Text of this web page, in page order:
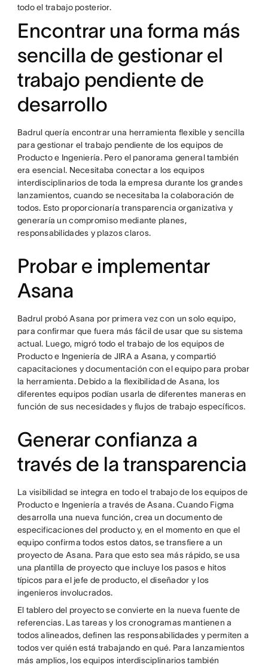
todo el trabajo posterior.
Encontrar una forma más
sencilla de gestionar el
trabajo pendiente de
desarrollo
Badrul quería encontrar una herramienta flexible y sencilla
para gestionar el trabajo pendiente de los equipos de
Producto e Ingeniería. Pero el panorama general también
era esencial. Necesitaba conectar a los equipos
interdisciplinarios de toda la empresa durante los grandes
lanzamientos, cuando se necesitaba la colaboración de
todos. Esto proporcionaría transparencia organizativa y
generaría un compromiso mediante planes,
responsabilidades y plazos claros.
Probar e implementar
Asana
Badrul probó Asana por primera vez con un solo equipo,
para confirmar que fuera más fácil de usar que su sistema
actual. Luego, migró todo el trabajo de los equipos de
Producto e Ingeniería de JIRA a Asana, y compartió
capacitaciones y documentación con el equipo para probar
la herramienta. Debido a la flexibilidad de Asana, los
diferentes equipos podían usarla de diferentes maneras en
función de sus necesidades y flujos de trabajo específicos.
Generar confianza a
través de la transparencia
La visibilidad se integra en todo el trabajo de los equipos de
Producto e Ingeniería a través de Asana. Cuando Figma
desarrolla una nueva función, crea un documento de
especificaciones del producto y, en el momento en que el
equipo confirma todos estos datos, se transfiere a un
proyecto de Asana. Para que esto sea más rápido, se usa
una plantilla de proyecto que incluye los pasos e hitos
típicos para el jefe de producto, el diseñador y los
ingenieros involucrados.
El tablero del proyecto se convierte en la nueva fuente de
referencias. Las tareas y los cronogramas mantienen a
todos alineados, definen las responsabilidades y permiten a
todos ver quién está trabajando en qué. Para lanzamientos
más amplios, los equipos interdisciplinarios también